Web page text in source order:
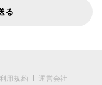
る
利用規約
運営会社